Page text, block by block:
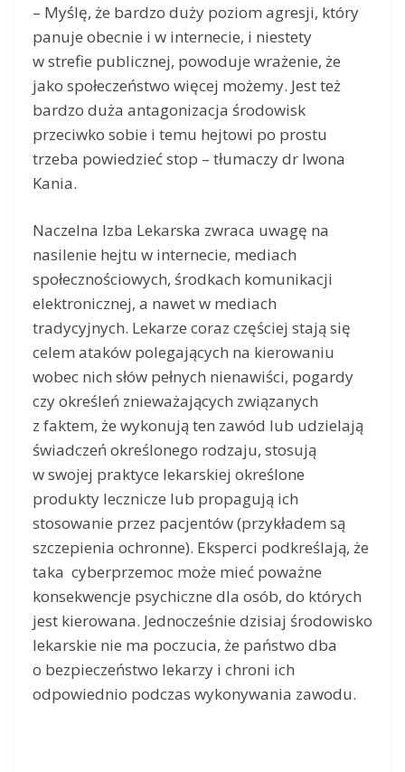
– Myślę, że bardzo duży poziom agresji, który
panuje obecnie i w internecie, i niestety
w strefie publicznej, powoduje wrażenie, że
jako społeczeństwo więcej możemy. Jest też
bardzo duża antagonizacja środowisk
przeciwko sobie i temu hejtowi po prostu
trzeba powiedzieć stop – tłumaczy dr Iwona
Kania.
Naczelna Izba Lekarska zwraca uwagę na
nasilenie hejtu w internecie, mediach
społecznościowych, środkach komunikacji
elektronicznej, a nawet w mediach
tradycyjnych. Lekarze coraz częściej stają się
celem ataków polegających na kierowaniu
wobec nich słów pełnych nienawiści, pogardy
czy określeń znieważających związanych
z faktem, że wykonują ten zawód lub udzielają
świadczeń określonego rodzaju, stosują
w swojej praktyce lekarskiej określone
produkty lecznicze lub propagują ich
stosowanie przez pacjentów (przykładem są
szczepienia ochronne). Eksperci podkreślają, że
taka cyberprzemoc może mieć poważne
konsekwencje psychiczne dla osób, do których
jest kierowana. Jednocześnie dzisiaj środowisko
lekarskie nie ma poczucia, że państwo dba
o bezpieczeństwo lekarzy i chroni ich
odpowiednio podczas wykonywania zawodu.